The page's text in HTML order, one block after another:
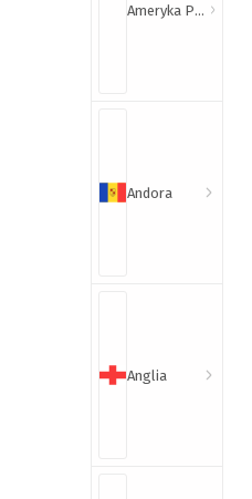
Ameryka Północna i Południowa
Andora
Anglia